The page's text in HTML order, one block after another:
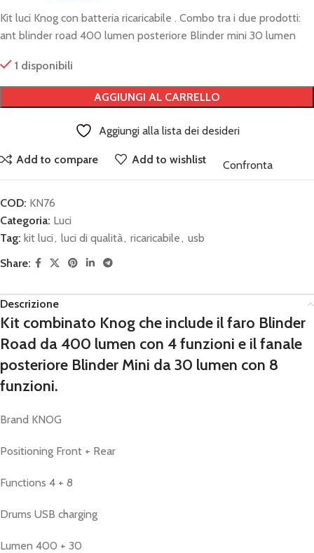
Kit luci Knog con batteria ricaricabile . Combo tra i due prodotti:
ant blinder road 400 lumen posteriore Blinder mini 30 lumen
1 disponibili
AGGIUNGI AL CARRELLO
Aggiungi alla lista dei desideri
Add to compare Add to wishlist Confronta
COD: KN76
Categoria: Luci
Tag: kit luci, luci di qualità, ricaricabile, usb
Share:
Descrizione
Kit combinato Knog che include il faro Blinder
Road da400 lumen con 4 funzioni e il fanale
posteriore Blinder Mini da30 lumen con 8
funzioni.
Brand KNOG
Positioning Front + Rear
Functions 4 + 8
Drums USB charging
Lumen 400 + 30